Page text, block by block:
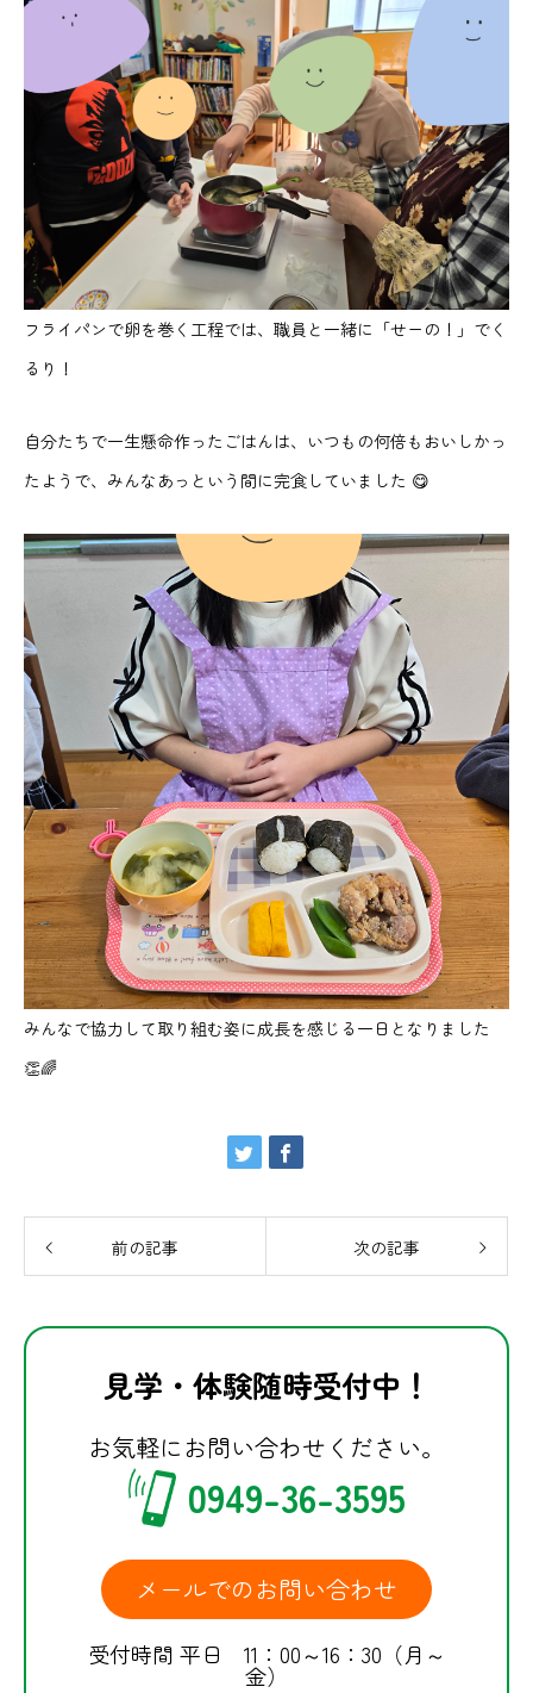
フライパンで卵を巻く工程では、職員と一緒に「せーの！」でく
るり！
自分たちで一生懸命作ったごはんは、いつもの何倍もおいしかっ
たようで、みんなあっという間に完食していました 😋
みんなで協力して取り組む姿に成長を感じる一日となりました
👏🌈
前の記事 次の記事
見学・体験随時受付中！
お気軽にお問い合わせください。
0949-36-3595
メールでのお問い合わせ
受付時間 平日 11：00～16：30（月～
金）